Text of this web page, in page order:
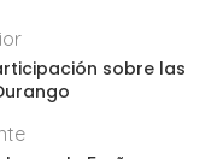
sobre las